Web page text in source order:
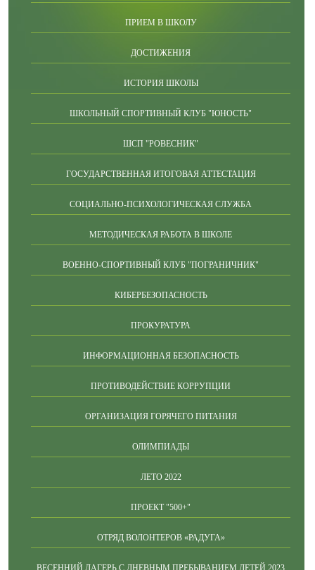
ПРИЕМ В ШКОЛУ
ДОСТИЖЕНИЯ
ИСТОРИЯ ШКОЛЫ
ШКОЛЬНЫЙ СПОРТИВНЫЙ КЛУБ "ЮНОСТЬ"
ШСП "РОВЕСНИК"
ГОСУДАРСТВЕННАЯ ИТОГОВАЯ АТТЕСТАЦИЯ
СОЦИАЛЬНО-ПСИХОЛОГИЧЕСКАЯ СЛУЖБА
МЕТОДИЧЕСКАЯ РАБОТА В ШКОЛЕ
ВОЕННО-СПОРТИВНЫЙ КЛУБ "ПОГРАНИЧНИК"
КИБЕРБЕЗОПАСНОСТЬ
ПРОКУРАТУРА
ИНФОРМАЦИОННАЯ БЕЗОПАСНОСТЬ
ПРОТИВОДЕЙСТВИЕ КОРРУПЦИИ
ОРГАНИЗАЦИЯ ГОРЯЧЕГО ПИТАНИЯ
ОЛИМПИАДЫ
ЛЕТО 2022
ПРОЕКТ "500+"
ОТРЯД ВОЛОНТЕРОВ «РАДУГА»